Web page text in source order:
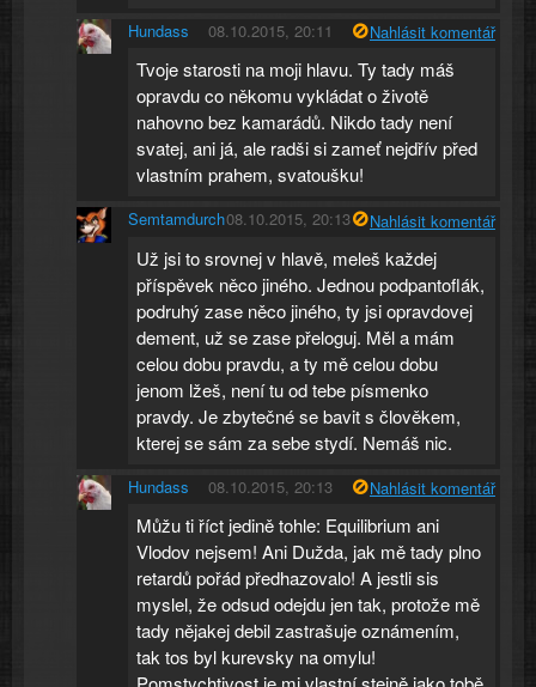
Hundass 08.10.2015, 20:11 Nahlásit komentář
Tvoje starosti na moji hlavu. Ty tady máš
opravdu co někomu vykládat o životě
nahovno bez kamarádů. Nikdo tady není
svatej, ani já, ale radši si zameť nejdřív před
vlastním prahem, svatoušku!
Semtamdurch08.10.2015, 20:13 Nahlásit komentář
Už jsi to srovnej v hlavě, meleš každej
příspěvek něco jiného. Jednou podpantoflák,
podruhý zase něco jiného, ty jsi opravdovej
dement, už se zase přeloguj. Měl a mám
celou dobu pravdu, a ty mě celou dobu
jenom lžeš, není tu od tebe písmenko
pravdy. Je zbytečné se bavit s člověkem,
kterej se sám za sebe stydí. Nemáš nic.
Hundass 08.10.2015, 20:13 Nahlásit komentář
Můžu ti říct jedině tohle: Equilibrium ani
Vlodov nejsem! Ani Dužda, jak mě tady plno
retardů pořád předhazovalo! A jestli sis
myslel, že odsud odejdu jen tak, protože mě
tady nějakej debil zastrašuje oznámením,
tak tos byl kurevsky na omylu!